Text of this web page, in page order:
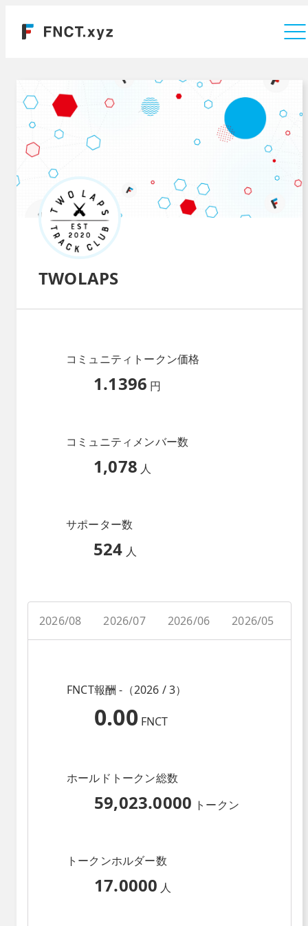
TWOLAPS
コミュニティトークン価格
1.1396 円
コミュニティメンバー数
1,078 人
サポーター数
524 人
2026/08 2026/07 2026/06 2026/05
FNCT報酬 -（2026 / 3）
0.00 FNCT
ホールドトークン総数
59,023.0000 トークン
トークンホルダー数
17.0000 人